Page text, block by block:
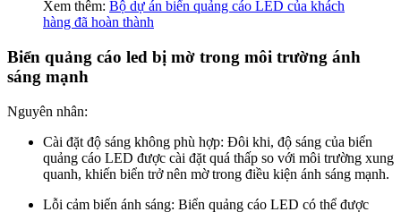
Xem thêm: Bộ dự án biển quảng cáo LED của khách
hàng đã hoàn thành
Biển quảng cáo led bị mờ trong môi trường ánh
sáng mạnh
Nguyên nhân:
Cài đặt độ sáng không phù hợp: Đôi khi, độ sáng của biển
quảng cáo LED được cài đặt quá thấp so với môi trường xung
quanh, khiến biển trở nên mờ trong điều kiện ánh sáng mạnh.
Lỗi cảm biến ánh sáng: Biển quảng cáo LED có thể được